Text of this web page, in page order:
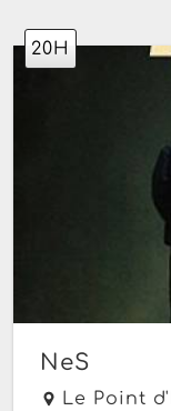
20H
NeS
Le Point